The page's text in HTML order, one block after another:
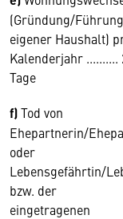
(Gründung/Führung
eigener Haushalt)
Kalenderjahr ..........
Tage
f)Tod von
Ehepartnerin/
oder
Lebensgefährtin/
bzw. der
eingetragenen